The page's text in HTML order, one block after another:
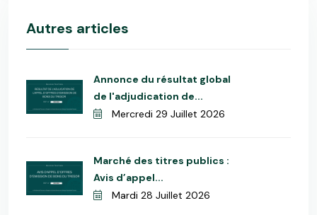
Autres articles
Annonce du résultat global
de l'adjudication de...
Mercredi 29 Juillet 2026
Marché des titres publics :
Avis d’appel...
Mardi 28 Juillet 2026